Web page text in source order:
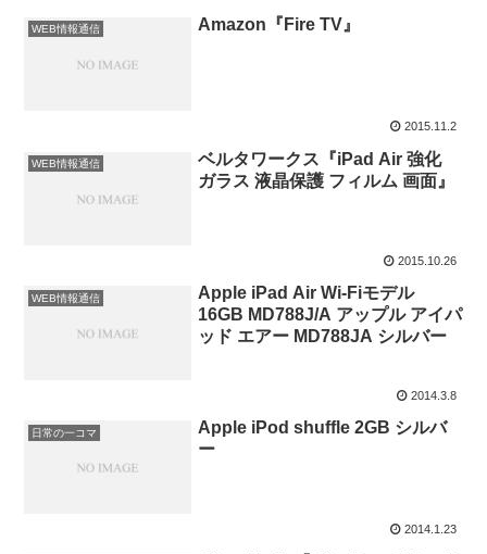
WEB情報通信 Amazon『Fire TV』
2015.11.2
WEB情報通信
ベルタワークス『iPad Air 強化
ガラス 液晶保護 フィルム 画面』
2015.10.26
WEB情報通信
Apple iPad Air Wi-Fiモデル
16GB MD788J/A アップル アイパ
ッド エアー MD788JA シルバー
2014.3.8
日常の一コマ
Apple iPod shuffle 2GB シルバ
ー
2014.1.23